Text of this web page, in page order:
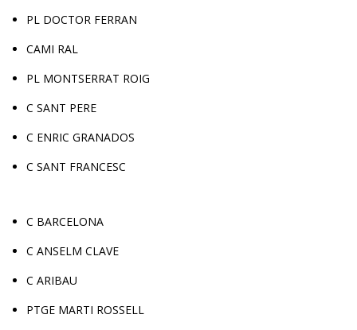
PL DOCTOR FERRAN
CAMI RAL
PL MONTSERRAT ROIG
C SANT PERE
C ENRIC GRANADOS
C SANT FRANCESC
C BARCELONA
C ANSELM CLAVE
C ARIBAU
PTGE MARTI ROSSELL